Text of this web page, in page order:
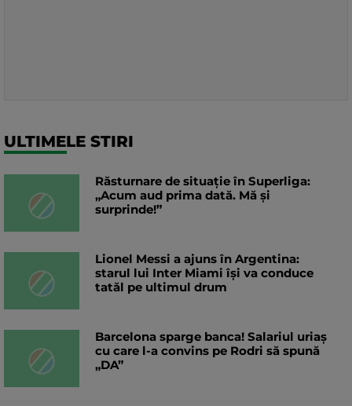
ULTIMELE STIRI
Răsturnare de situație în Superliga:
„Acum aud prima dată. Mă și
surprinde!”
Lionel Messi a ajuns în Argentina:
starul lui Inter Miami își va conduce
tatăl pe ultimul drum
Barcelona sparge banca! Salariul uriaș
cu care l-a convins pe Rodri să spună
„DA”